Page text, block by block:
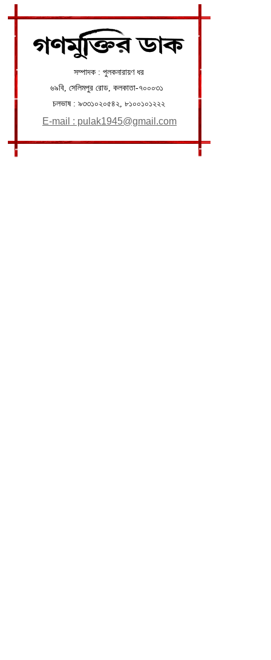
সম্পাদক : পুলকনারায়ণ ধর
৬৯বি, সেলিমপুর রোড, কলকাতা-৭০০০৩১
চলভাষ : ৯৩৩১০২০৫৪২, ৮১০০১০১২২২
E-mail : pulak1945@gmail.com